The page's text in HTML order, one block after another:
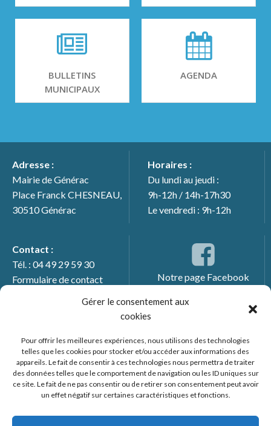
Gérer le consentement aux
cookies
Pour offrir les meilleures expériences, nous utilisons des technologies
telles que les cookies pour stocker et/ou accéder aux informations des
appareils. Le fait de consentir à ces technologies nous permettra de traiter
des données telles que le comportement de navigation ou les ID uniques sur
ce site. Le fait de ne pas consentir ou de retirer son consentement peut avoir
un effet négatif sur certaines caractéristiques et fonctions.
BULLETINS
MUNICIPAUX
AGENDA
Adresse :
Mairie de Générac
Place Franck CHESNEAU,
30510 Générac
Horaires :
Du lundi au jeudi :
9h-12h / 14h-17h30
Le vendredi : 9h-12h
Contact :
Tél. : 04 49 29 59 30
Formulaire de contact
Notre page Facebook